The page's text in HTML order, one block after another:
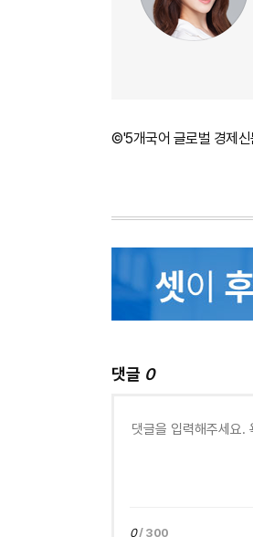
©'5개국어 글로벌 경제신
댓글 0
0/ 300